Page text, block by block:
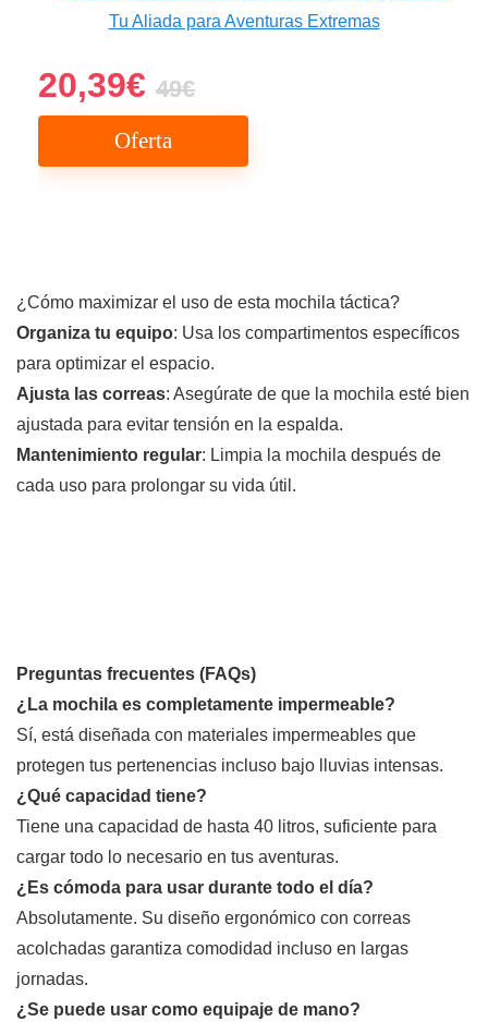
20,39€ 49€
Oferta
¿Cómo maximizar el uso de esta mochila táctica?
Organiza tu equipo: Usa los compartimentos específicos
para optimizar el espacio.
Ajusta las correas: Asegúrate de que la mochila esté bien
ajustada para evitar tensión en la espalda.
Mantenimiento regular: Limpia la mochila después de
cada uso para prolongar su vida útil.
Preguntas frecuentes (FAQs)
¿La mochila es completamente impermeable?
Sí, está diseñada con materiales impermeables que
protegen tus pertenencias incluso bajo lluvias intensas.
¿Qué capacidad tiene?
Tiene una capacidad de hasta 40 litros, suficiente para
cargar todo lo necesario en tus aventuras.
¿Es cómoda para usar durante todo el día?
Absolutamente. Su diseño ergonómico con correas
acolchadas garantiza comodidad incluso en largas
jornadas.
¿Se puede usar como equipaje de mano?